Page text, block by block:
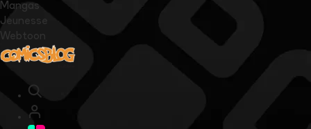
Mangas
Jeunesse
Webtoon